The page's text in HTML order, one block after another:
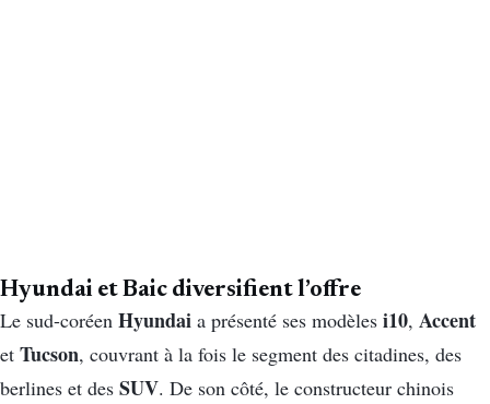
Hyundai et Baic diversifient l’offre
Le sud-coréen Hyundai a présenté ses modèles i10, Accent
et Tucson, couvrant à la fois le segment des citadines, des
berlines et des SUV. De son côté, le constructeur chinois